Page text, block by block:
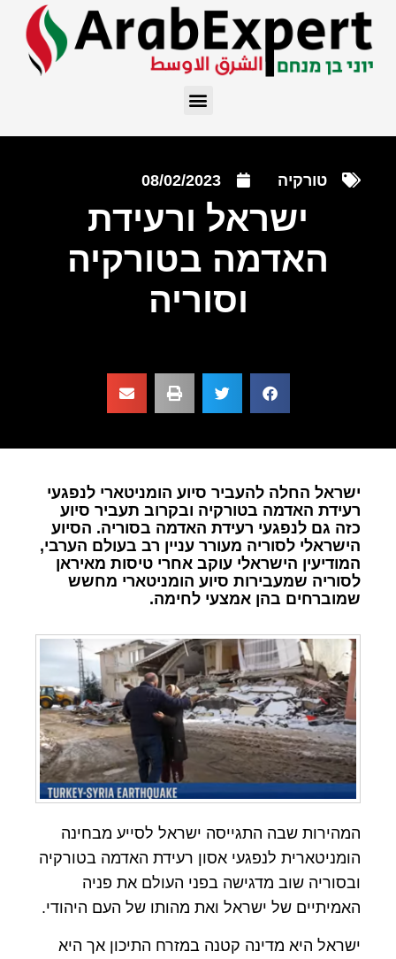
טורקיה 08/02/2023
ישראל ורעידת
האדמה בטורקיה
וסוריה
ישראל החלה להעביר סיוע הומניטארי לנפגעי
רעידת האדמה בטורקיה ובקרוב תעביר סיוע
כזה גם לנפגעי רעידת האדמה בסוריה. הסיוע
הישראלי לסוריה מעורר עניין רב בעולם הערבי,
המודיעין הישראלי עוקב אחרי טיסות מאיראן
לסוריה שמעבירות סיוע הומניטארי מחשש
שמוברחים בהן אמצעי לחימה.
המהירות שבה התגייסה ישראל לסייע מבחינה
הומניטארית לנפגעי אסון רעידת האדמה בטורקיה
ובסוריה שוב מדגישה בפני העולם את פניה
האמיתיים של ישראל ואת מהותו של העם היהודי.
ישראל היא מדינה קטנה במזרח התיכון אך היא